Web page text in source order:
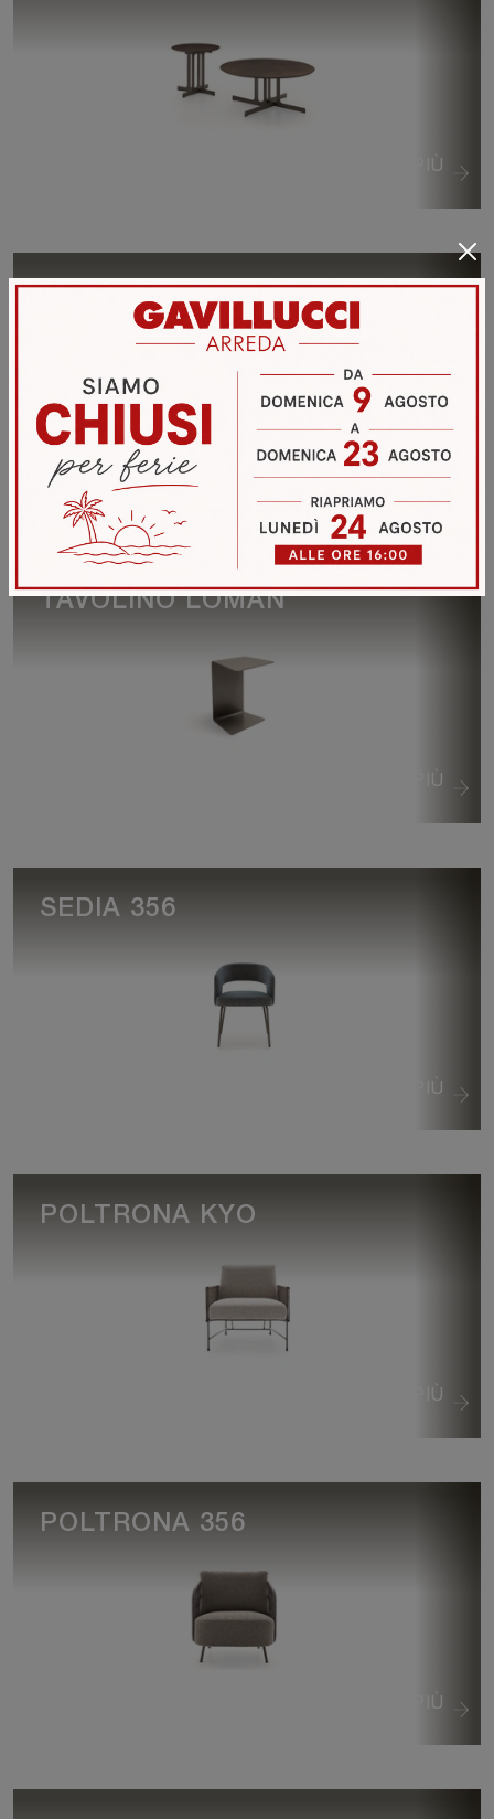
VEDI DI PIÙ
VEDI DI PIÙ
TAVOLINO KEVIN
VEDI DI PIÙ
TAVOLINO LOMAN
VEDI DI PIÙ
SEDIA 356
VEDI DI PIÙ
POLTRONA KYO
VEDI DI PIÙ
POLTRONA 356